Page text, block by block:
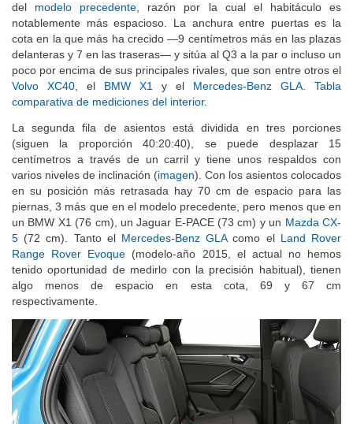
del modelo precedente , razón por la cual el habitáculo es
notablemente más espacioso. La anchura entre puertas es la
cota en la que más ha crecido —9 centímetros más en las plazas
delanteras y 7 en las traseras— y sitúa al Q3 a la par o incluso un
poco por encima de sus principales rivales, que son entre otros el
Volvo XC40 , el BMW X1 y el Mercedes-Benz GLA
Tabla
comparativa de mediciones del interior.
La segunda fila de asientos está dividida en tres porciones
(siguen la proporción 40:20:40), se puede desplazar 15
centímetros a través de un carril y tiene unos respaldos con
varios niveles de inclinación (imagen). Con los asientos colocados
en su posición más retrasada hay 70 cm de espacio para las
piernas, 3 más que en el modelo precedente, pero menos que en
un BMW X1 (76 cm), un Jaguar E-PACE (73 cm) y un Mazda CX-
5 (72 cm). Tanto el Mercedes-Benz GLAcomo el Land Rover
Range Rover Evoque (modelo-año 2015, el actual no hemos
tenido oportunidad de medirlo con la precisión habitual), tienen
algo menos de espacio en esta cota, 69 y 67 cm
respectivamente.